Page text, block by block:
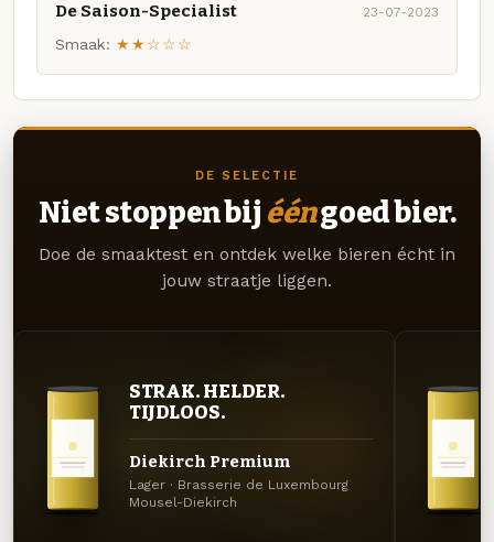
De Saison-Specialist 23-07-2023
Smaak: ★★☆☆☆
DE SELECTIE
Niet stoppen bij ééngoed bier.
Doe de smaaktest en ontdek welke bieren écht in
jouw straatje liggen.
STRAK. HELDER.
TIJDLOOS.
Diekirch Premium
Lager · Brasserie de Luxembourg
Mousel-Diekirch